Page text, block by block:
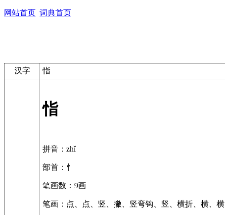
网站首页 词典首页
汉字 恉
恉
拼音 ：zhǐ
部首 ：忄
笔画数 ：9画
笔画 ：点、点、竖、撇、竖弯钩、竖、横折、横、横